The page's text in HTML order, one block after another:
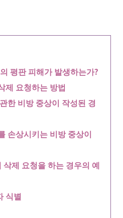
평판 피해가 발생하는가?
제 요청하는 방법
한 비방 중상이 작성된 경
손상시키는 비방 중상이
제 요청을 하는 경우의 예
식별